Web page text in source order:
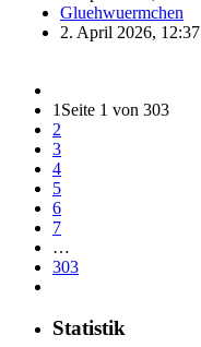
Gluehwuermchen
2. April 2026, 12:37
1 Seite 1 von 303
2
3
4
5
6
7
…
303
Statistik